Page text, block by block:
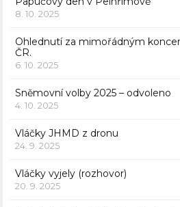
8. 10. 2025
Ohlednutí za mimořádným
ČR.
6. 10. 2025
Sněmovní volby 2025 – odvoleno
4. 10. 2025
Vláčky JHMD z dronu
24. 9. 2025
Vláčky vyjely (rozhovor)
20. 9. 2025